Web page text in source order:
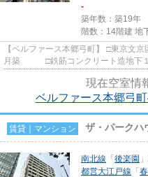
-
築年数：築19年
階数：14階建 地
【ベルファース本郷弓町】 □東京文京区本郷一丁目２５－２６ □２００６年１１
月築 □鉄筋コンクリート造地下１階付き地
現在空室情
ベルファース本郷弓
賃貸｜マンション ザ・パークハ
南北線 「 後楽園
都営大江戸線 「